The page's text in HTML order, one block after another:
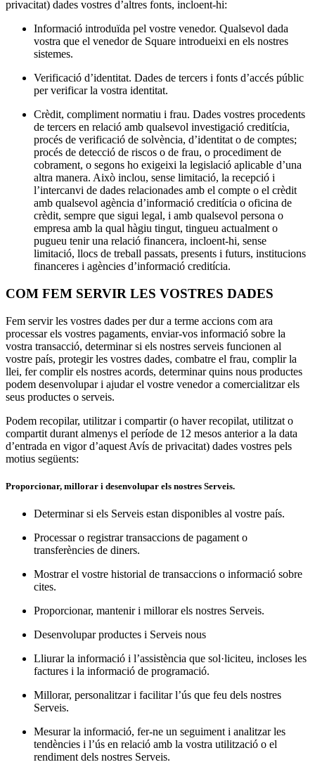
Centre d'aplicacions
No tens cap article a la cistella
Mostra la cistella
Historial de comandes
privacitat) dades vostres d’altres fonts, incloent-hi:
Informació introduïda pel vostre venedor. Qualsevol dada
vostra que el venedor de Square introdueixi en els nostres
sistemes.
Verificació d’identitat. Dades de tercers i fonts d’accés públic
per verificar la vostra identitat.
Crèdit, compliment normatiu i frau. Dades vostres procedents
de tercers en relació amb qualsevol investigació creditícia,
procés de verificació de solvència, d’identitat o de comptes;
procés de detecció de riscos o de frau, o procediment de
cobrament, o segons ho exigeixi la legislació aplicable d’una
altra manera. Això inclou, sense limitació, la recepció i
l’intercanvi de dades relacionades amb el compte o el crèdit
amb qualsevol agència d’informació creditícia o oficina de
crèdit, sempre que sigui legal, i amb qualsevol persona o
empresa amb la qual hàgiu tingut, tingueu actualment o
pugueu tenir una relació financera, incloent-hi, sense
limitació, llocs de treball passats, presents i futurs, institucions
financeres i agències d’informació creditícia.
COM FEM SERVIR LES VOSTRES DADES
Fem servir les vostres dades per dur a terme accions com ara
processar els vostres pagaments, enviar-vos informació sobre la
vostra transacció, determinar si els nostres serveis funcionen al
vostre país, protegir les vostres dades, combatre el frau, complir la
llei, fer complir els nostres acords, determinar quins nous productes
podem desenvolupar i ajudar el vostre venedor a comercialitzar els
seus productes o serveis.
Podem recopilar, utilitzar i compartir (o haver recopilat, utilitzat o
compartit durant almenys el període de 12 mesos anterior a la data
d’entrada en vigor d’aquest Avís de privacitat) dades vostres pels
motius següents:
Proporcionar, millorar i desenvolupar els nostres Serveis.
Determinar si els Serveis estan disponibles al vostre país.
Processar o registrar transaccions de pagament o
transferències de diners.
Mostrar el vostre historial de transaccions o informació sobre
cites.
Proporcionar, mantenir i millorar els nostres Serveis.
Desenvolupar productes i Serveis nous
Lliurar la informació i l’assistència que sol·liciteu, incloses les
factures i la informació de programació.
Millorar, personalitzar i facilitar l’ús que feu dels nostres
Serveis.
Mesurar la informació, fer-ne un seguiment i analitzar les
tendències i l’ús en relació amb la vostra utilització o el
rendiment dels nostres Serveis.